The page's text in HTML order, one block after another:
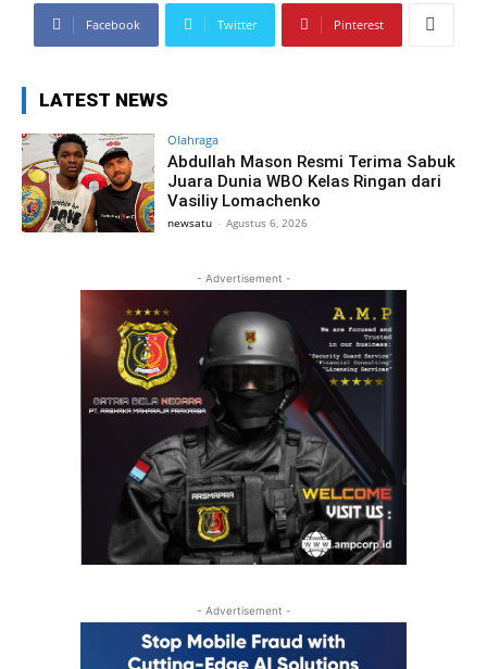
Facebook Twitter Pinterest
LATEST NEWS
Olahraga
Abdullah Mason Resmi Terima Sabuk
Juara Dunia WBO Kelas Ringan dari
Vasiliy Lomachenko
newsatu - Agustus 6, 2026
- Advertisement -
- Advertisement -